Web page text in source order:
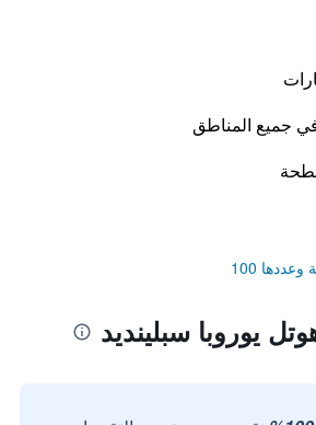
جميع المناطق
100
يوروبا سبلينديد